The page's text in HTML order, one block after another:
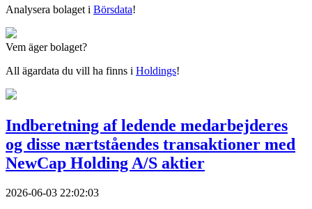
Analysera bolaget i Börsdata!
Vem äger bolaget?
All ägardata du vill ha finns i Holdings!
Indberetning af ledende medarbejderes
og disse nærtståendes transaktioner med
NewCap Holding A/S aktier
2026-06-03 22:02:03